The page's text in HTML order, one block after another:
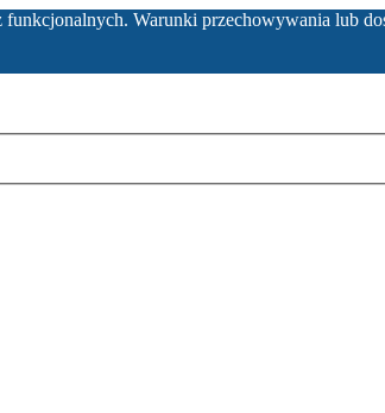
Warunki przechowywania lub